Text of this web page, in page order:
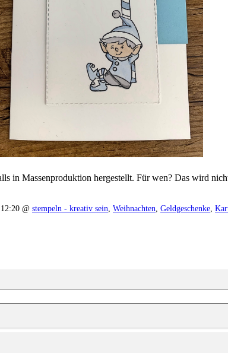
in Massenproduktion hergestellt. Für wen? Das wird
@ stempeln - kreativ sein Weihnachten Geldgeschenke